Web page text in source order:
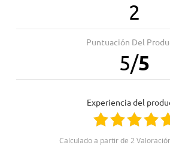
2
Puntuación Del
5/5
Experiencia del
Calculado a partir de 2